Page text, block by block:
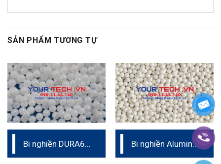
SẢN PHẨM TƯƠNG TỰ
Bi nghiền DURA60
Bi nghiền Alumina